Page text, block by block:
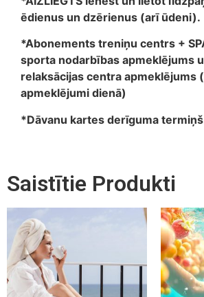
ēdienus un dzērienus (arī ūdeni).
*Abonements treniņu centrs +
sporta nodarbības apmeklējums
relaksācijas centra apmeklējums
apmeklējumi dienā)
*Dāvanu kartes derīguma
Saistītie Produkti